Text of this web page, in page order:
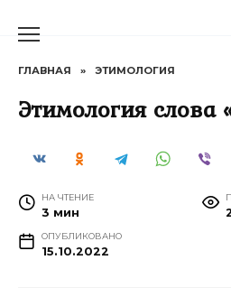
ГЛАВНАЯ » ЭТИМОЛОГИЯ
Этимология слова
НА ЧТЕНИЕ
3 мин
ОПУБЛИКОВАНО
15.10.2022